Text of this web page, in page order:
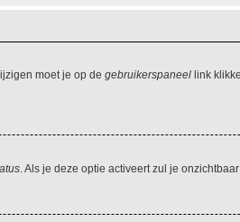
moet je op de gebruikerspaneel link
. Als je deze optie activeert zul je